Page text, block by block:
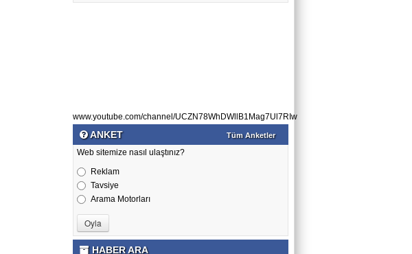
www.youtube.com/channel/UCZN78WhDWllB1Mag7Ul7RIw
ANKET Tüm Anketler
Web sitemize nasıl ulaştınız?
Reklam
Tavsiye
Arama Motorları
HABER ARA